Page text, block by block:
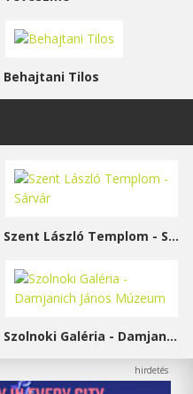
Behajtani Tilos
Szent László Templom - Sárvár
Szolnoki Galéria - Damjanich János Múzeum